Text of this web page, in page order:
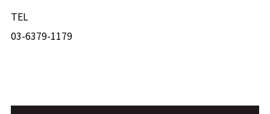
TEL
03-6379-1179